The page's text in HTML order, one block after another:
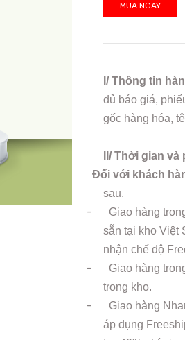
MUA NGAY
I/ Thông tin
đủ báo giá,
gốc hàng hóa,
II/ Thời gian
Đối với khách
sau.
- Giao hàng
sẵn tại kho Việt
nhận chế độ
-
Giao hàng
trong kho.
- Giao hàng
áp dụng